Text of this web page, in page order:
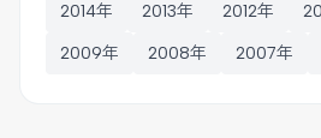
2014年 2013年 2012年
2009年 2008年 2007年